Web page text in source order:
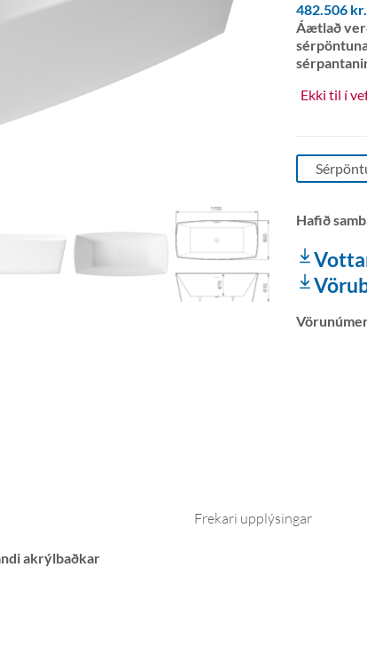
482.506 kr.
Áætlað
Ekki til í
Hafið
akrýlbaðkar
Frekari upplýsingar